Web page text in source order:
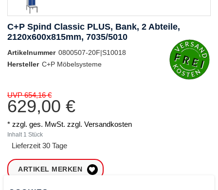
C+P Spind Classic PLUS, Bank, 2 Abteile,
2120x600x815mm, 7035/5010
Artikelnummer 0800507-20F|S10018
Hersteller C+P Möbelsysteme
UVP 654,16 €
629,00 €
* zzgl. ges. MwSt. zzgl. Versandkosten
Inhalt 1 Stück
Lieferzeit 30 Tage
ARTIKEL MERKEN